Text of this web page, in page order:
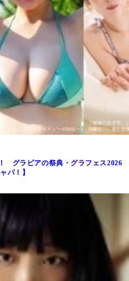
グラビアの祭典・グラフェス2026
パ！】